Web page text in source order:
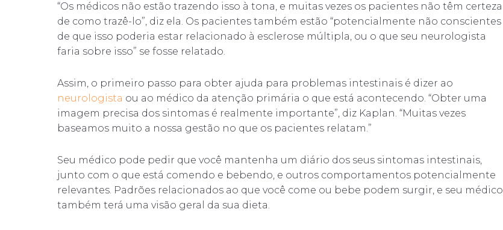
“Os médicos não estão trazendo isso à tona, e muitas vezes os pacientes não têm certeza
de como trazê-lo”, diz ela. Os pacientes também estão “potencialmente não conscientes
de que isso poderia estar relacionado à esclerose múltipla, ou o que seu neurologista
faria sobre isso” se fosse relatado.
Assim, o primeiro passo para obter ajuda para problemas intestinais é dizer ao
neurologista ou ao médico da atenção primária o que está acontecendo. “Obter uma
imagem precisa dos sintomas é realmente importante”, diz Kaplan. “Muitas vezes
baseamos muito a nossa gestão no que os pacientes relatam.”
Seu médico pode pedir que você mantenha um diário dos seus sintomas intestinais,
junto com o que está comendo e bebendo, e outros comportamentos potencialmente
relevantes. Padrões relacionados ao que você come ou bebe podem surgir, e seu médico
também terá uma visão geral da sua dieta.